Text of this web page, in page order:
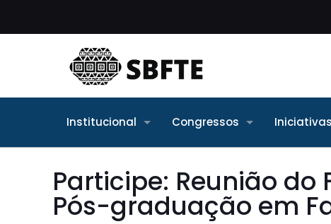
Institucional Congressos
Participe: Reunião
Pós-graduação em